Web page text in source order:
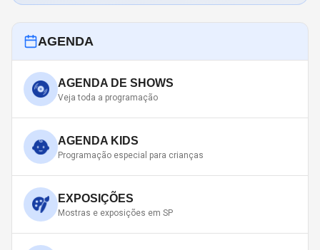
AGENDA
AGENDA DE SHOWS
Veja toda a programação
AGENDA KIDS
Programação especial para crianças
EXPOSIÇÕES
Mostras e exposições em SP